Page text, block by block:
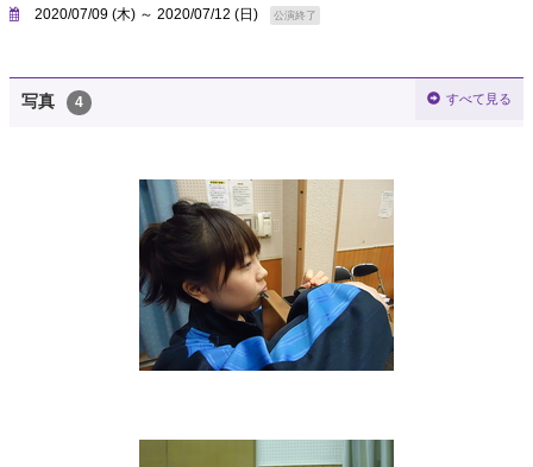
2020/07/09 (木) ～ 2020/07/12 (日) 公演終了
写真 4 すべて見る